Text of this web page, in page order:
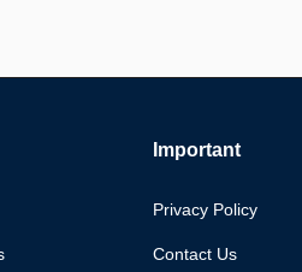
Important
Privacy Policy
Contact Us